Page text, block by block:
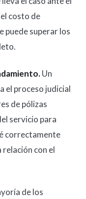
costo de
puede superar los
Un
el proceso judicial
de pólizas
servicio para
correctamente
relación con el
de los